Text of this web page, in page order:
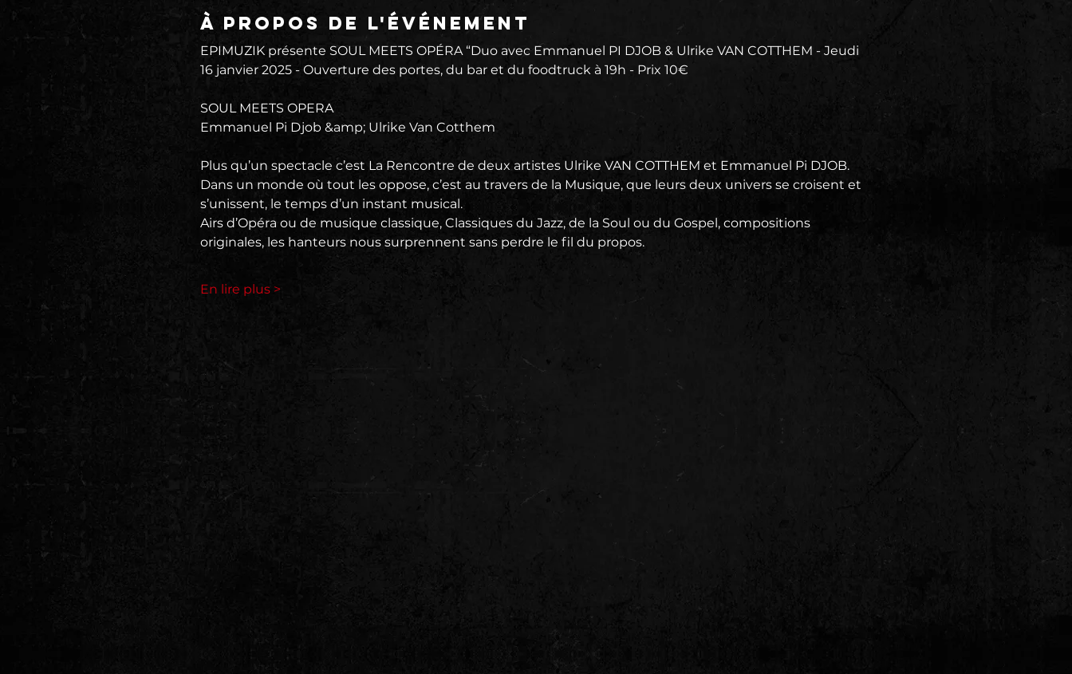
À propos de l'événement
EPIMUZIK présente SOUL MEETS OPÉRA “Duo avec Emmanuel PI DJOB & Ulrike VAN COTTHEM - Jeudi
16 janvier 2025 - Ouverture des portes, du bar et du foodtruck à 19h - Prix 10€
SOUL MEETS OPERA
Emmanuel Pi Djob &amp; Ulrike Van Cotthem
Plus qu’un spectacle c’est La Rencontre de deux artistes Ulrike VAN COTTHEM et Emmanuel Pi DJOB.
Dans un monde où tout les oppose, c’est au travers de la Musique, que leurs deux univers se croisent et
s’unissent, le temps d’un instant musical.
Airs d’Opéra ou de musique classique, Classiques du Jazz, de la Soul ou du Gospel, compositions
originales, les hanteurs nous surprennent sans perdre le fil du propos.
En lire plus >